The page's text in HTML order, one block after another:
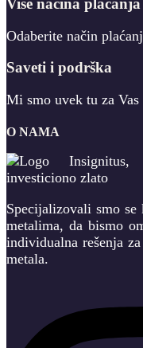
Više načina plaćanja
Odaberite način
Saveti i podrška
Mi smo uvek tu za Vas
O NAMA
Specijalizovali smo
metalima, da bismo
individualna rešenja
metala.